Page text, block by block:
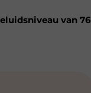
van 76